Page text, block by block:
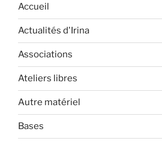
Accueil
Actualités d'Irina
Associations
Ateliers libres
Autre matériel
Bases